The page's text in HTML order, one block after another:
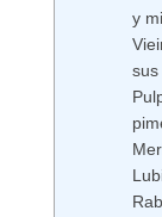
y
sus